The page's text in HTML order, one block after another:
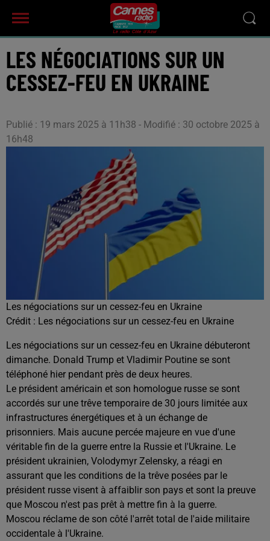
LES NÉGOCIATIONS SUR UN
CESSEZ-FEU EN UKRAINE
Publié : 19 mars 2025 à 11h38 - Modifié : 30 octobre 2025 à
16h48
Les négociations sur un cessez-feu en Ukraine
Crédit : Les négociations sur un cessez-feu en Ukraine
Les négociations sur un cessez-feu en Ukraine débuteront
dimanche. Donald Trump et Vladimir Poutine se sont
téléphoné hier pendant près de deux heures.
Le président américain et son homologue russe se sont
accordés sur une trêve temporaire de 30 jours limitée aux
infrastructures énergétiques et à un échange de
prisonniers. Mais aucune percée majeure en vue d'une
véritable fin de la guerre entre la Russie et l'Ukraine. Le
président ukrainien, Volodymyr Zelensky, a réagi en
assurant que les conditions de la trêve posées par le
président russe visent à affaiblir son pays et sont la preuve
que Moscou n'est pas prêt à mettre fin à la guerre.
Moscou réclame de son côté l'arrêt total de l'aide militaire
occidentale à l'Ukraine.